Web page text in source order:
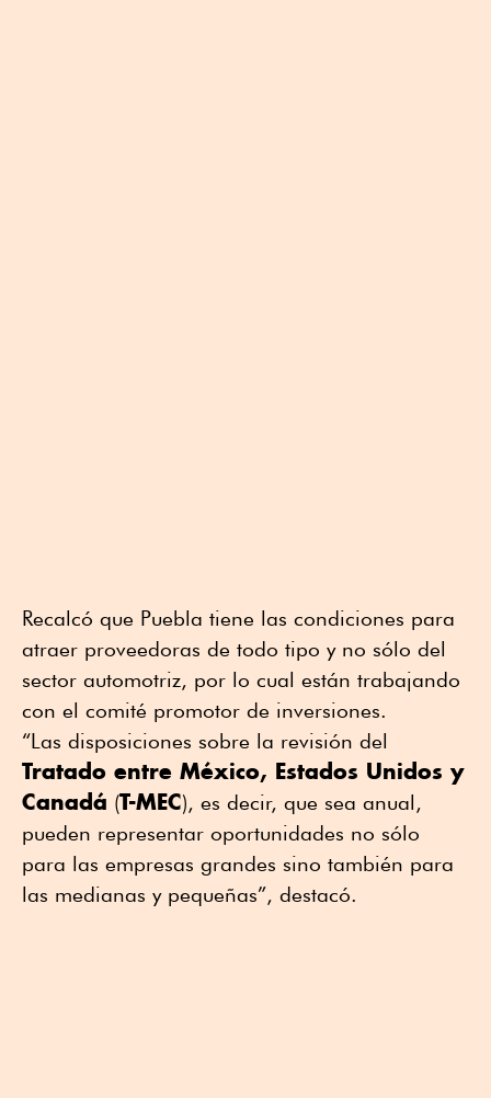
Recalcó que Puebla tiene las condiciones para
atraer proveedoras de todo tipo y no sólo del
sector automotriz, por lo cual están trabajando
con el comité promotor de inversiones.
“Las disposiciones sobre la revisión del
Tratado entre México, Estados Unidos y
Canadá (T-MEC), es decir, que sea anual,
pueden representar oportunidades no sólo
para las empresas grandes sino también para
las medianas y pequeñas”, destacó.